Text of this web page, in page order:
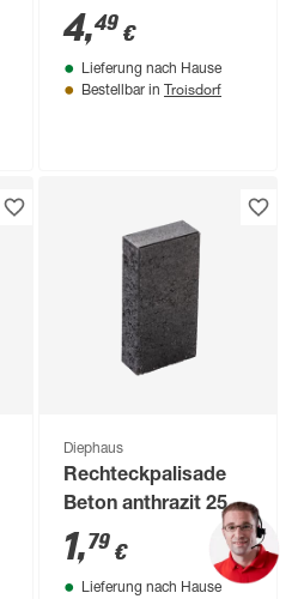
25 x 6 cm
4,49 €
Lieferung nach Hause
Bestellbar in Troisdorf
Diephaus
Rechteckpalisade
Beton anthrazit 25 x
1,79 €
Lieferung nach Hause